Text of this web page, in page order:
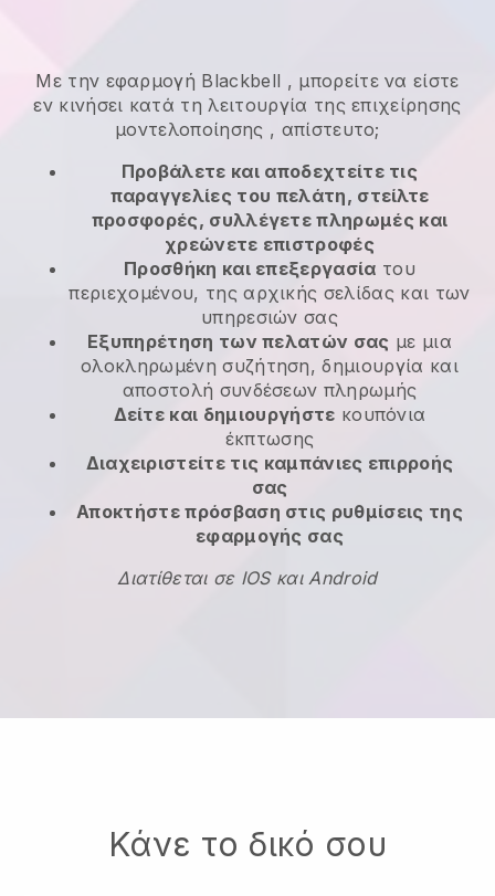
Με την εφαρμογή Blackbell , μπορείτε να είστε
εν κινήσει κατά τη λειτουργία της επιχείρησης
μοντελοποίησης , απίστευτο;
Προβάλετε και αποδεχτείτε τις
παραγγελίες του πελάτη, στείλτε
προσφορές, συλλέγετε πληρωμές και
χρεώνετε επιστροφές
Προσθήκη και επεξεργασία του
περιεχομένου, της αρχικής σελίδας και των
υπηρεσιών σας
Εξυπηρέτηση των πελατών σας με μια
ολοκληρωμένη συζήτηση, δημιουργία και
αποστολή συνδέσεων πληρωμής
Δείτε και δημιουργήστε κουπόνια
έκπτωσης
Διαχειριστείτε τις καμπάνιες επιρροής
σας
Αποκτήστε πρόσβαση στις ρυθμίσεις της
εφαρμογής σας
Διατίθεται σε IOS και Android
Κάνε το δικό σου